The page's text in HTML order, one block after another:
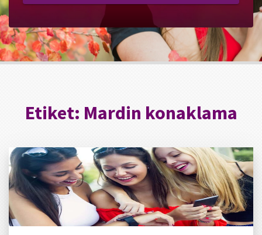
Etiket: Mardin konaklama